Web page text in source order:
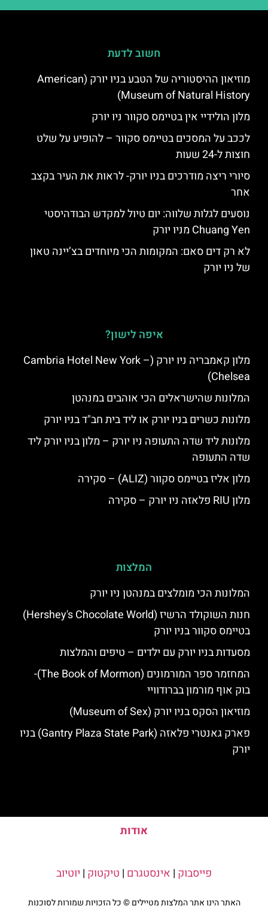
חשוב לדעת
מוזיאון ההיסטוריה של הטבע בניו יורק (American
Museum of Natural History)
מלון הולידיי אין בטיימס סקוור ניו יורק
לככב על המסכים בטיימס סקוור – להופיע על שלט
חוצות ל-24 שעות
סיורי ריצה מודרכים בניו יורק- לראות את העיר בקצב
אחר
נוסעים לגלות שלווה: יום טיול למקדש הבודהיסטי
Chuang Yen מניו יורק
לא רק דים סאם: המקומות הכי מיוחדים בצ’יינה טאון
של ניו יורק
איפה לישון?
מלון קאמבריה ניו יורק (Cambria Hotel New York –
Chelsea)
המלונות שהישראלים הכי אוהבים במנהטן
מלונות כשרים בניו יורק או ליד בית חב"ד בניו יורק
מלונות ליד שדה התעופה ניו יורק – מלון בניו יורק ליד
שדה התעופה
מלון אליז בטיימס סקוור (ALIZ) – סקירה
מלון RIU פלאזה ניו יורק – סקירה
המלצות
המלונות הכי מומלצים במנהטן ניו יורק
חנות השוקולד הרשיז (Hershey's Chocolate World)
בטיימס סקוור בניו יורק
מסעדות בניו יורק עם ילדים – טיפים והמלצות
המחזמר ספר המורמונים (The Book of Mormon)-
בוק אוף מורמון בברודוויי
מוזיאון הסקס בניו יורק (Museum of Sex)
פארק גאנטרי פלאזה (Gantry Plaza State Park) בניו
יורק
אודות
פייסבוק | אינסטגרם | טיקטוק | יוטיוב
האתר הינו אתר המלצות מטיילים © כל הזכויות שמורות לסוכנות